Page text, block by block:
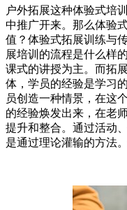
户外拓展这种体验式培
中推广开来。那么体验
值？体验式拓展训练与
展培训的流程是什么样
课式的讲授为主。而拓
体，学员的经验是学习
员创造一种情景，在这
的经验焕发出来，在老
提升和整合。通过活动
是通过理论灌输的方法